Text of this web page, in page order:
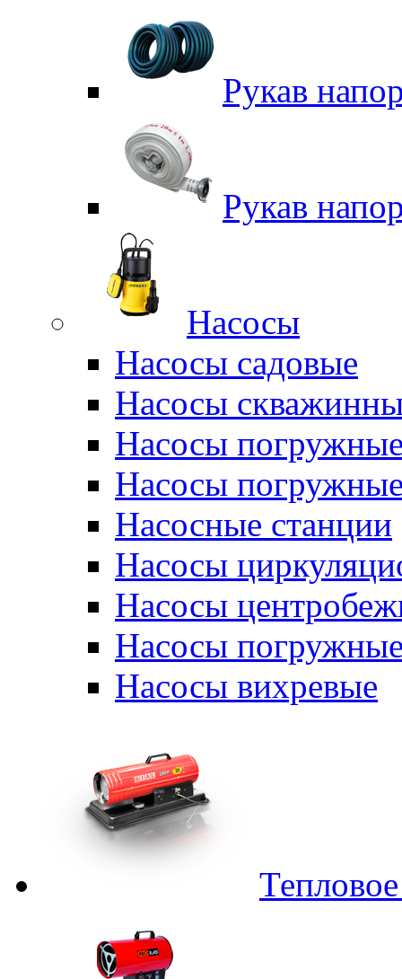
Рукав
Рукав
Насосы
Насосы садовые
Насосы
Насосы
Насосы
Насосные станции
Насосы
Насосы
Насосы
Насосы вихревые